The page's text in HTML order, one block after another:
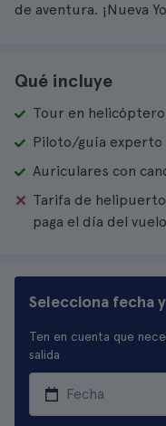
de aventura. ¡Nueva
Qué incluye
Tour en helicóptero
Piloto/guía experto
Auriculares con
Tarifa de
paga el día del
Selecciona fecha
Ten en cuenta que
salida